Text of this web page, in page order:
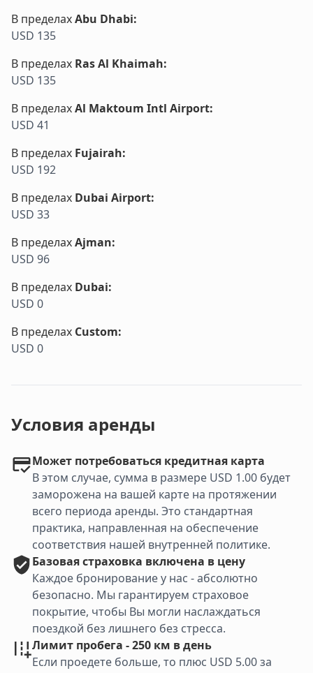
В пределахAbu Dhabi:
USD 135
В пределах Ras Al Khaimah:
USD 135
В пределахAl Maktoum Intl Airport:
USD 41
В пределах Fujairah:
USD 192
В пределах Dubai Airport:
USD 33
В пределахAjman:
USD 96
В пределах Dubai:
USD 0
В пределах Custom:
USD 0
Условия аренды
Может потребоваться кредитная карта
В этом случае, сумма в размере USD 1.00 будет
заморожена на вашей карте на протяжении
всего периода аренды. Это стандартная
практика, направленная на обеспечение
соответствия нашей внутренней политике.
Базоваястраховка включена в цену
Каждое бронирование у нас - абсолютно
безопасно. Мы гарантируем страховое
покрытие, чтобы Вы могли наслаждаться
поездкой без лишнего без стресса.
Лимит пробега - 250 км в день
Если проедете больше, то плюс USD 5.00 за